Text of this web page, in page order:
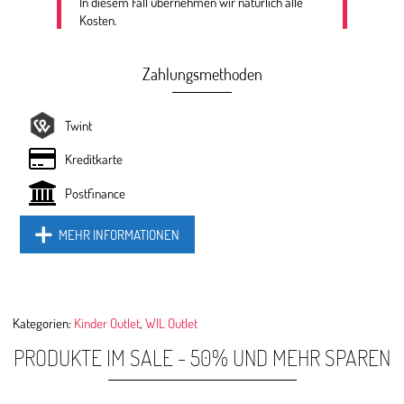
Kosten.
Zahlungsmethoden
Twint
Kreditkarte
Postfinance
MEHR INFORMATIONEN
Kategorien: Kinder Outlet,WIL Outlet
PRODUKTE IM SALE - 50% UND MEHR SPAREN